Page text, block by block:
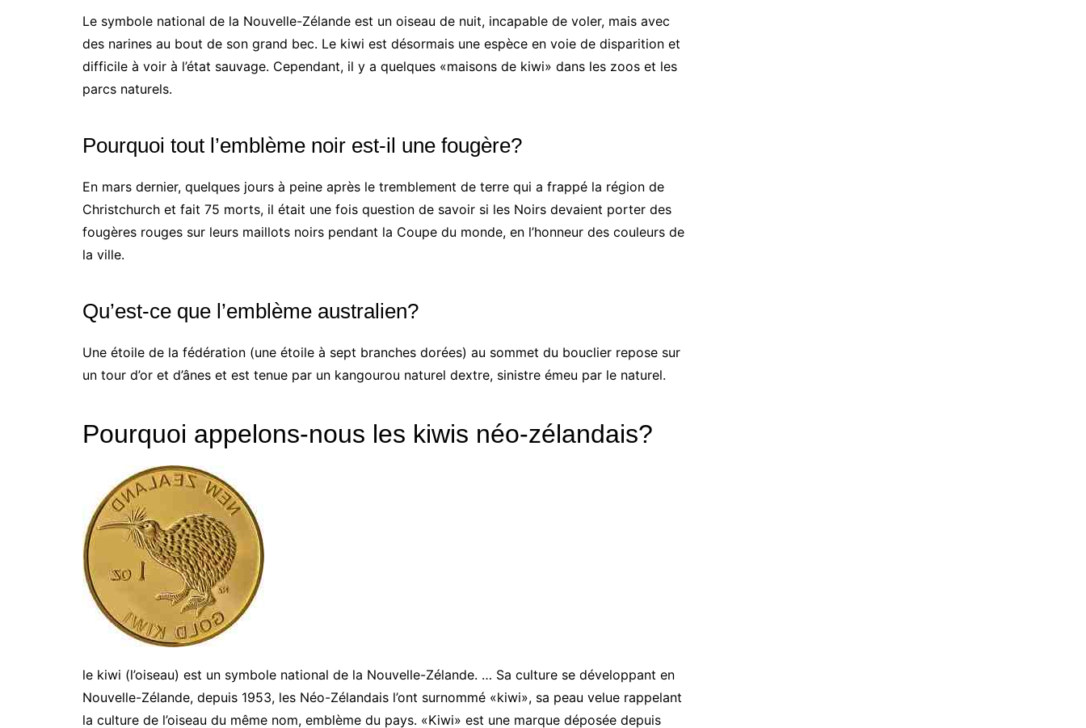
Le symbole national de la Nouvelle-Zélande est un oiseau de nuit, incapable de voler, mais avec
des narines au bout de son grand bec. Le kiwi est désormais une espèce en voie de disparition et
difficile à voir à l’état sauvage. Cependant, il y a quelques «maisons de kiwi» dans les zoos et les
parcs naturels.
Pourquoi tout l’emblème noir est-il une fougère?
En mars dernier, quelques jours à peine après le tremblement de terre qui a frappé la région de
Christchurch et fait 75 morts, il était une fois question de savoir si les Noirs devaient porter des
fougères rouges sur leurs maillots noirs pendant la Coupe du monde, en l’honneur des couleurs de
la ville.
Qu’est-ce que l’emblème australien?
Une étoile de la fédération (une étoile à sept branches dorées) au sommet du bouclier repose sur
un tour d’or et d’ânes et est tenue par un kangourou naturel dextre, sinistre émeu par le naturel.
Pourquoi appelons-nous les kiwis néo-zélandais?
le kiwi (l’oiseau) est un symbole national de la Nouvelle-Zélande. … Sa culture se développant en
Nouvelle-Zélande, depuis 1953, les Néo-Zélandais l’ont surnommé «kiwi», sa peau velue rappelant
la culture de l’oiseau du même nom, emblème du pays. «Kiwi» est une marque déposée depuis